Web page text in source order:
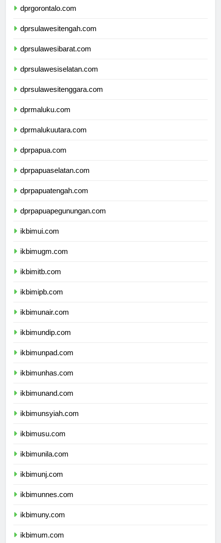
dprgorontalo.com
dprsulawesitengah.com
dprsulawesibarat.com
dprsulawesiselatan.com
dprsulawesitenggara.com
dprmaluku.com
dprmalukuutara.com
dprpapua.com
dprpapuaselatan.com
dprpapuatengah.com
dprpapuapegunungan.com
ikbimui.com
ikbimugm.com
ikbimitb.com
ikbimipb.com
ikbimunair.com
ikbimundip.com
ikbimunpad.com
ikbimunhas.com
ikbimunand.com
ikbimunsyiah.com
ikbimusu.com
ikbimunila.com
ikbimunj.com
ikbimunnes.com
ikbimuny.com
ikbimum.com